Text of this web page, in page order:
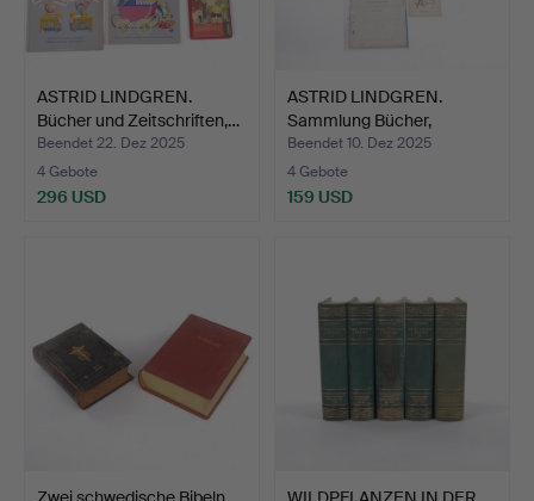
ASTRID LINDGREN.
Bücher und Zeitschriften,…
Beendet 22. Dez 2025
4 Gebote
296 USD
ASTRID LINDGREN.
Sammlung Bücher,
Manuskri…
Beendet 10. Dez 2025
4 Gebote
159 USD